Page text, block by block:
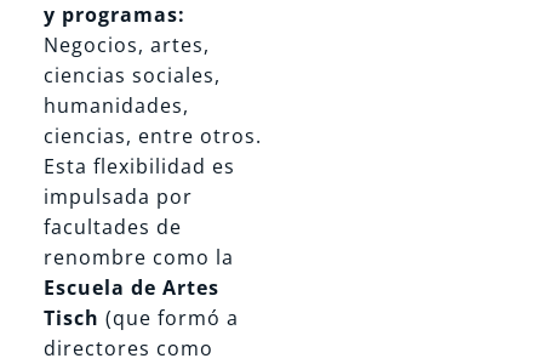
y programas:
Negocios, artes,
ciencias sociales,
humanidades,
ciencias, entre otros.
Esta flexibilidad es
impulsada por
facultades de
renombre como la
Escuela de Artes
Tisch (que formó a
directores como